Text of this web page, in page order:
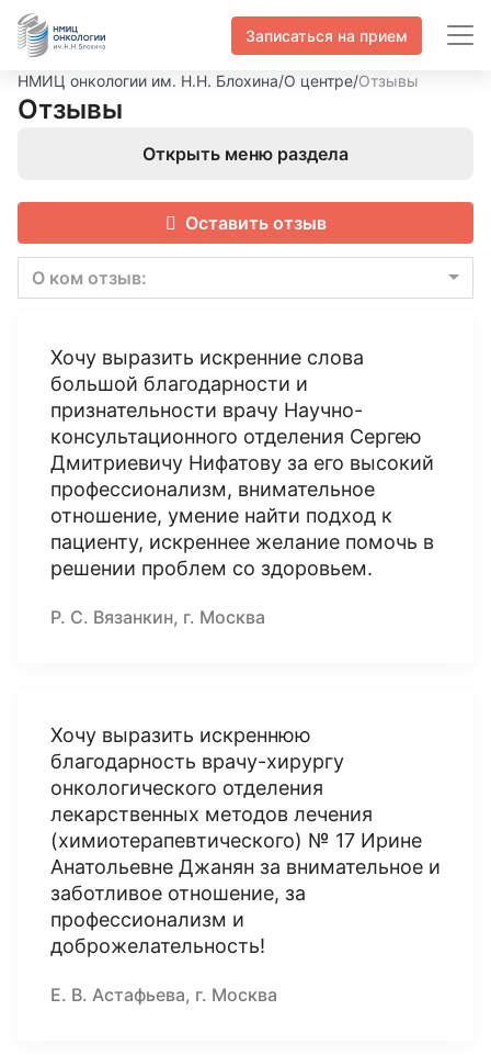
Записаться на прием
НМИЦ онкологии им. Н.Н. Блохина/О центре/Отзывы
Отзывы
Открыть меню раздела
Оставить отзыв
О ком отзыв:
Хочу выразить искренние слова
большой благодарности и
признательности врачу Научно-
консультационного отделения Сергею
Дмитриевичу Нифатову за его высокий
профессионализм, внимательное
отношение, умение найти подход к
пациенту, искреннее желание помочь в
решении проблем со здоровьем.
Р. С. Вязанкин, г. Москва
Хочу выразить искреннюю
благодарность врачу-хирургу
онкологического отделения
лекарственных методов лечения
(химиотерапевтического) № 17 Ирине
Анатольевне Джанян за внимательное и
заботливое отношение, за
профессионализм и
доброжелательность!
Е. В. Астафьева, г. Москва